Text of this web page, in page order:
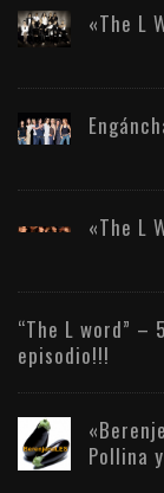
«The L
«The L
“The L word” –
episodio!!!
Pollina